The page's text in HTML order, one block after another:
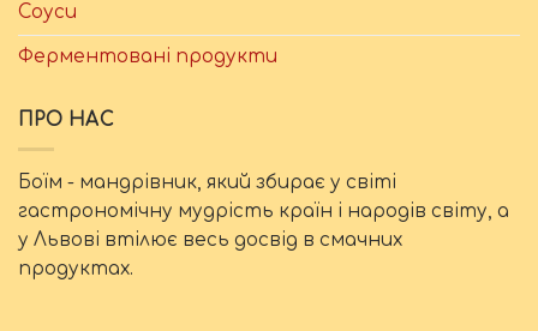
Соуси
Ферментовані продукти
ПРО НАС
Боїм - мандрівник, який збирає у світі
гастрономічну мудрість країн і народів світу, а
у Львові втілює весь досвід в смачних
продуктах.